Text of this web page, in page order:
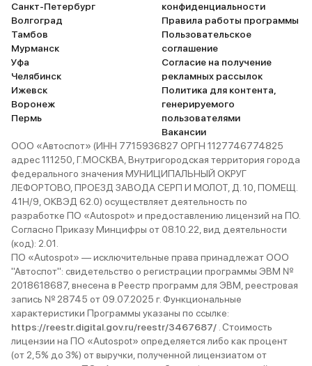
Санкт-Петербург
Волгоград
Тамбов
Мурманск
Уфа
Челябинск
Ижевск
Воронеж
Пермь
конфиденциальности
Правила работы программы
Пользовательское
соглашение
Согласие на получение
рекламных рассылок
Политика для контента,
генерируемого
пользователями
Вакансии
ООО «Автоспот» (ИНН 7715936827 ОРГН 1127746774825
адрес 111250, Г.МОСКВА, Внутригородская территория города
федерального значения МУНИЦИПАЛЬНЫЙ ОКРУГ
ЛЕФОРТОВО, ПРОЕЗД ЗАВОДА СЕРП И МОЛОТ, Д. 10, ПОМЕЩ.
41Н/9, ОКВЭД 62.0) осуществляет деятельность по
разработке ПО «Autospot» и предоставлению лицензий на ПО.
Согласно Приказу Минцифры от 08.10.22, вид деятельности
(код): 2.01.
ПО «Autospot» — исключительные права принадлежат ООО
"Автоспот": свидетельство о регистрации программы ЭВМ №
2018618687, внесена в Реестр программ для ЭВМ, реестровая
запись № 28745 от 09.07.2025 г. Функциональные
характеристики Программы указаны по ссылке:
https://reestr.digital.gov.ru/reestr/3467687/ . Стоимость
лицензии на ПО «Autospot» определяется либо как процент
(от 2,5% до 3%) от выручки, полученной лицензиатом от